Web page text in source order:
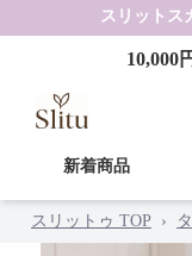
スリットス
10,000
新着商品
スリットゥ TOP ›